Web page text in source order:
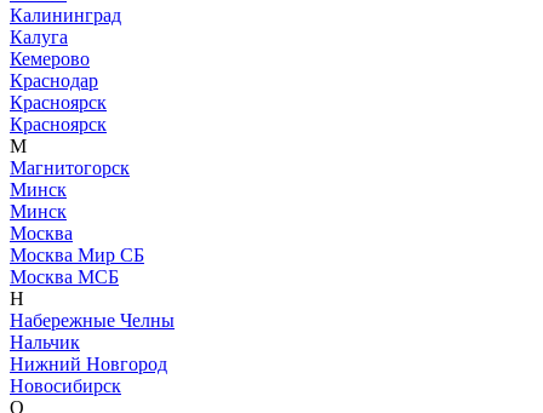
Калининград
Калуга
Кемерово
Краснодар
Красноярск
Красноярск
М
Магнитогорск
Минск
Минск
Москва
Москва Мир СБ
Москва МСБ
Н
Набережные Челны
Нальчик
Нижний Новгород
Новосибирск
О